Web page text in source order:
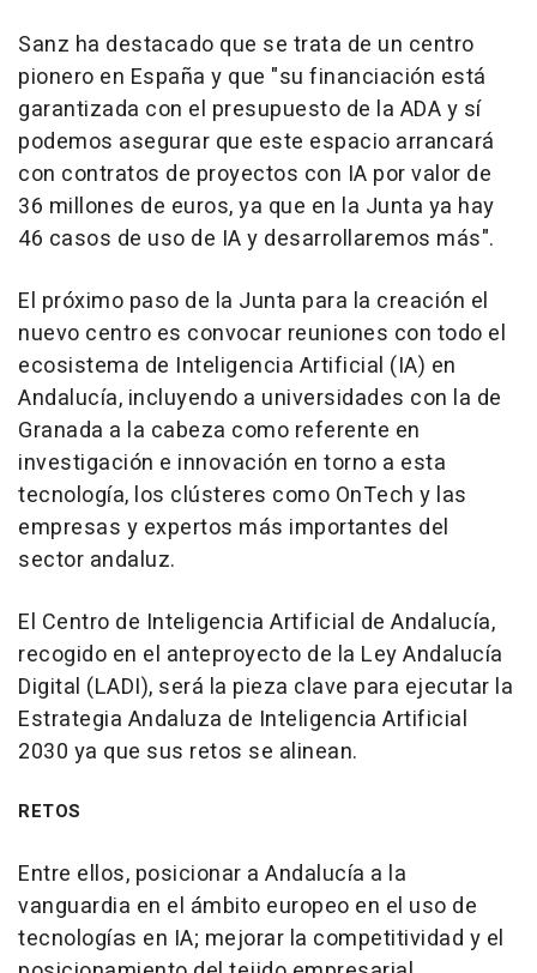
Sanz ha destacado que se trata de un centro
pionero en España y que "su financiación está
garantizada con el presupuesto de la ADA y sí
podemos asegurar que este espacio arrancará
con contratos de proyectos con IA por valor de
36 millones de euros, ya que en la Junta ya hay
46 casos de uso de IA y desarrollaremos más".
El próximo paso de la Junta para la creación el
nuevo centro es convocar reuniones con todo el
ecosistema de Inteligencia Artificial (IA) en
Andalucía, incluyendo a universidades con la de
Granada a la cabeza como referente en
investigación e innovación en torno a esta
tecnología, los clústeres como OnTech y las
empresas y expertos más importantes del
sector andaluz.
El Centro de Inteligencia Artificial de Andalucía,
recogido en el anteproyecto de la Ley Andalucía
Digital (LADI), será la pieza clave para ejecutar la
Estrategia Andaluza de Inteligencia Artificial
2030 ya que sus retos se alinean.
RETOS
Entre ellos, posicionar a Andalucía a la
vanguardia en el ámbito europeo en el uso de
tecnologías en IA; mejorar la competitividad y el